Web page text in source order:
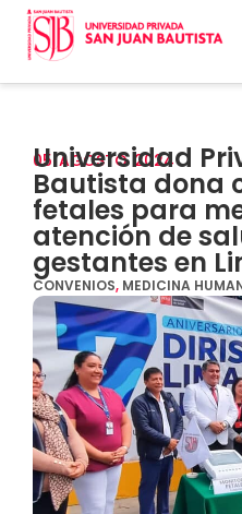
05 AGOSTO 2024
Universidad
Bautista dona
fetales para
atención de
gestantes en
CONVENIOS, MEDICINA